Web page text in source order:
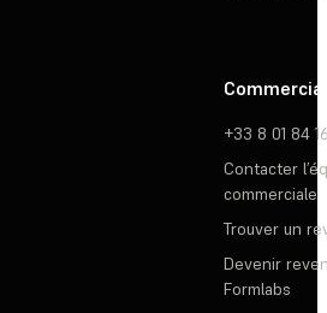
Commercial
+33 8 01 84
Contacter
commerciale
Trouver un
Devenir
Formlabs